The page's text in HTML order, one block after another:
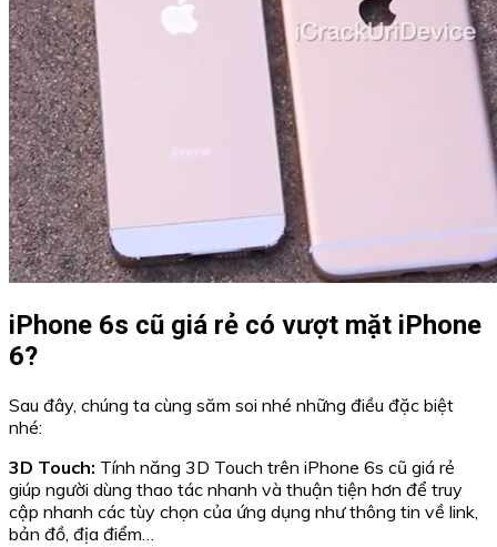
iPhone 6s cũ giá rẻ có vượt mặt iPhone
6?
Sau đây, chúng ta cùng săm soi nhé những điều đặc biệt
nhé:
3D Touch: Tính năng 3D Touch trên iPhone 6s cũ giá rẻ
giúp người dùng thao tác nhanh và thuận tiện hơn để truy
cập nhanh các tùy chọn của ứng dụng như thông tin về link,
bản đồ, địa điểm…